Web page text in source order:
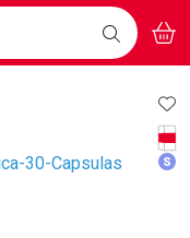
Exclusivas!
BAIXE
O APP
BUSCAR